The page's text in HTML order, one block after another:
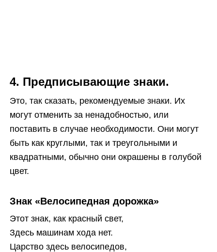
4. Предписывающие знаки.
Это, так сказать, рекомендуемые знаки. Их
могут отменить за ненадобностью, или
поставить в случае необходимости. Они могут
быть как круглыми, так и треугольными и
квадратными, обычно они окрашены в голубой
цвет.
Знак «Велосипедная дорожка»
Этот знак, как красный свет,
Здесь машинам хода нет.
Царство здесь велосипедов,